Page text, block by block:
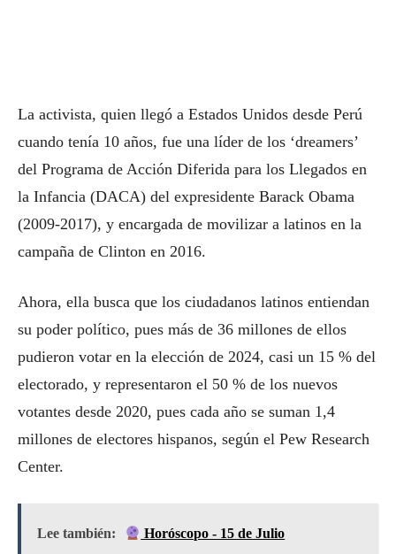
La activista, quien llegó a Estados Unidos desde Perú
cuando tenía 10 años, fue una líder de los ‘dreamers’
del Programa de Acción Diferida para los Llegados en
la Infancia (DACA) del expresidente Barack Obama
(2009-2017), y encargada de movilizar a latinos en la
campaña de Clinton en 2016.
Ahora, ella busca que los ciudadanos latinos entiendan
su poder político, pues más de 36 millones de ellos
pudieron votar en la elección de 2024, casi un 15 % del
electorado, y representaron el 50 % de los nuevos
votantes desde 2020, pues cada año se suman 1,4
millones de electores hispanos, según el Pew Research
Center.
Lee también: Horóscopo - 15 de Julio